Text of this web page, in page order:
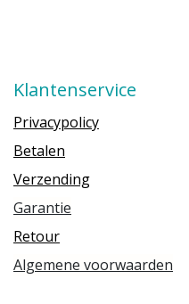
Klantenservice
Privacypolicy
Betalen
Verzending
Garantie
Retour
Algemene voorwaarden